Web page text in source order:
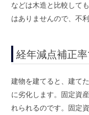
などは木造と比較して
はありませんので、不
経年減点補正
建物を建てると、建て
に劣化します。固定資
れられるのです。固定